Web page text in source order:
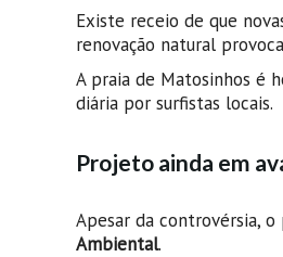
Existe receio de que
renovação natural
A praia de Matosinhos é
diária por surfistas locais.
Projeto ainda em
Apesar da controvérsia,
Ambiental.